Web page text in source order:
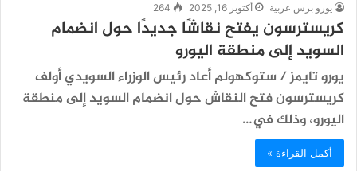
يورو برس عربية أكتوبر 16, 2025 264
كريسترسون يفتح نقاشًا جديدًا حول انضمام
السويد إلى منطقة اليورو
يورو تايمز / ستوكهولم أعاد رئيس الوزراء السويدي أولف
كريسترسون فتح النقاش حول انضمام السويد إلى منطقة
اليورو، وذلك في…
أكمل القراءة »